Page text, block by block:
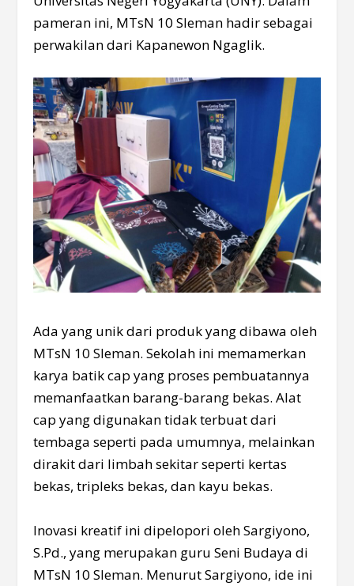
pameran ini, MTsN 10 Sleman hadir sebagai
perwakilan dari Kapanewon Ngaglik.
Ada yang unik dari produk yang dibawa oleh
MTsN 10 Sleman. Sekolah ini memamerkan
karya batik cap yang proses pembuatannya
memanfaatkan barang-barang bekas. Alat
cap yang digunakan tidak terbuat dari
tembaga seperti pada umumnya, melainkan
dirakit dari limbah sekitar seperti kertas
bekas, tripleks bekas, dan kayu bekas.
Inovasi kreatif ini dipelopori oleh Sargiyono,
S.Pd., yang merupakan guru Seni Budaya di
MTsN 10 Sleman. Menurut Sargiyono, ide ini